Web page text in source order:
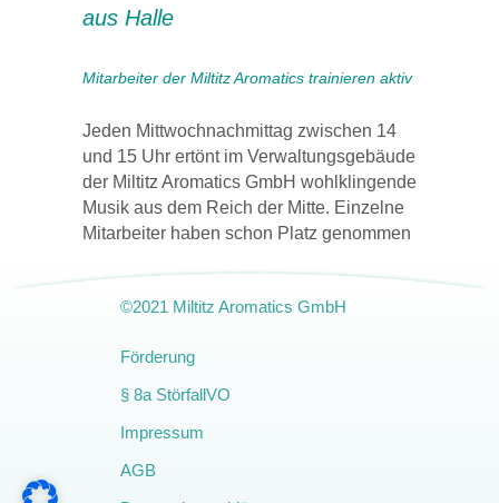
aus Halle
Mitarbeiter der Miltitz Aromatics trainieren aktiv
Jeden Mittwochnachmittag zwischen 14
und 15 Uhr ertönt im Verwaltungsgebäude
der Miltitz Aromatics GmbH wohlklingende
Musik aus dem Reich der Mitte. Einzelne
Mitarbeiter haben schon Platz genommen
©2021 Miltitz Aromatics GmbH
Amendment
Förderung
§ 8a StörfallVO
Impressum
AGB